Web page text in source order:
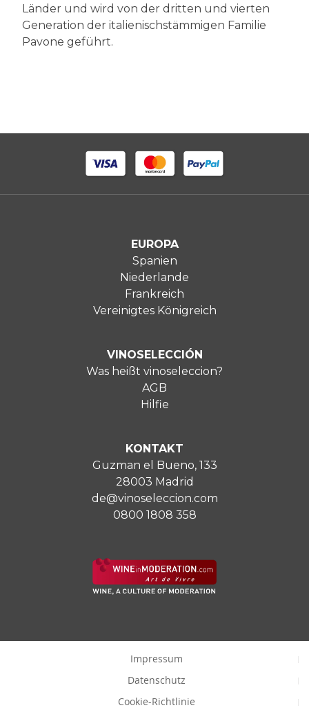
Länder und wird von der dritten und vierten
Generation der italienischstämmigen Familie
Pavone geführt.
EUROPA
Spanien
Niederlande
Frankreich
Vereinigtes Königreich
VINOSELECCIÓN
Was heißt vinoseleccion?
AGB
Hilfie
KONTAKT
Guzman el Bueno, 133
28003 Madrid
de@vinoseleccion.com
0800 1808 358
Impressum
Datenschutz
Cookie-Richtlinie